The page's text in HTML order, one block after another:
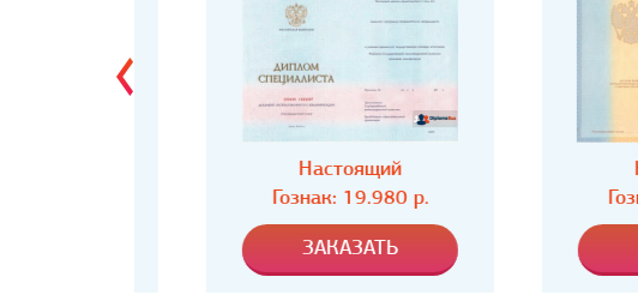
Настоящий
Гознак: 19.980 р.